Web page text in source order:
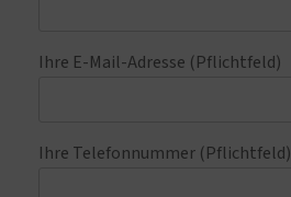
Ihre E-Mail-Adresse (Pflichtfeld)
Ihre Telefonnummer (Pflichtfeld)